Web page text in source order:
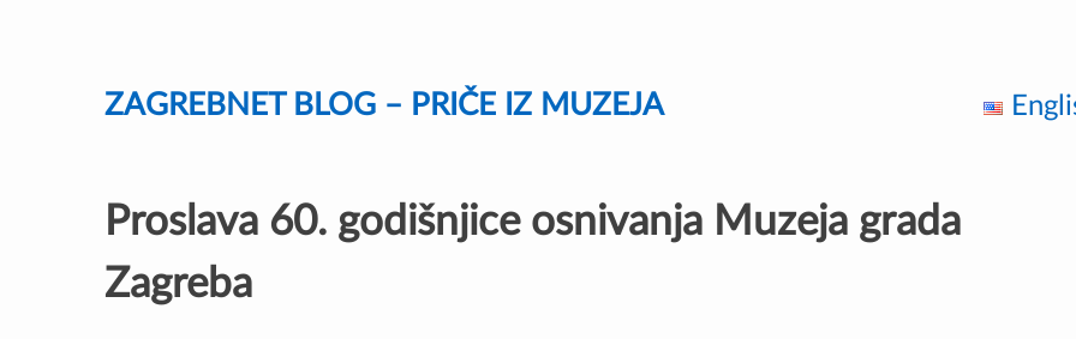
content
ZAGREBNET BLOG – PRIČE IZ MUZEJA
Proslava 60. godišnjice osnivanja Muzeja grada
Zagreba